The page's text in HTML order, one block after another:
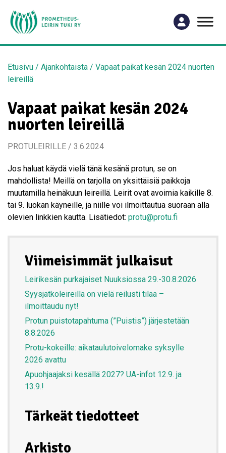
Etusivu / Ajankohtaista / Vapaat paikat kesän 2024 nuorten
leireillä
Vapaat paikat kesän 2024
nuorten leireillä
PROTULEIRILLE / 3.6.2024
Jos haluat käydä vielä tänä kesänä protun, se on
mahdollista! Meillä on tarjolla on yksittäisiä paikkoja
muutamilla heinäkuun leireillä. Leirit ovat avoimia kaikille 8.
tai 9. luokan käyneille, ja niille voi ilmoittautua suoraan alla
olevien linkkien kautta. Lisätiedot: protu@protu.fi
Viimeisimmät julkaisut
Leirikesän purkajaiset Nuuksiossa 29.-30.8.2026
Syysjatkoleireillä on vielä reilusti tilaa –
ilmoittaudu nyt!
Protun puistotapahtuma (”Puistis”) järjestetään
8.8.2026
Protu-kokeille: aikataulutoivelomake syksylle
2026 avattu
Apuohjaajaksi kesällä 2027? UA-infot 12.9. ja
13.9.!
Tärkeät tiedotteet
Arkisto